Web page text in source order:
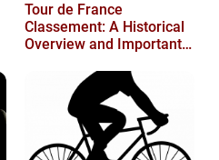
Tour de France
Classement: A Historical
Overview and Important